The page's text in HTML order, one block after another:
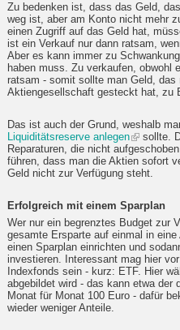
Zu bedenken ist, dass das Geld,
weg ist, aber am Konto nicht mehr
einen Zugriff auf das Geld hat,
ist ein Verkauf nur dann ratsam,
Aber es kann immer zu
haben muss. Zu verkaufen, obwohl
ratsam - somit sollte man Geld, das
Aktiengesellschaft gesteckt hat, zu
Das ist auch der Grund, weshalb
Liquiditätsreserve anlegen
sollte.
Reparaturen, die nicht
führen, dass man die Aktien sofort
Geld nicht zur Verfügung steht.
Erfolgreich mit einem Sparplan
Wer nur ein begrenztes Budget zur
gesamte Ersparte auf einmal in
einen Sparplan einrichten und
investieren. Interessant mag hier
Indexfonds sein - kurz: ETF. Hier
abgebildet wird - das kann etwa
Monat für Monat 100 Euro - dafür
wieder weniger Anteile.